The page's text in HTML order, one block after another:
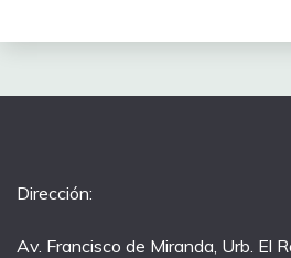
Dirección:
Av. Francisco de Miranda, Urb. El